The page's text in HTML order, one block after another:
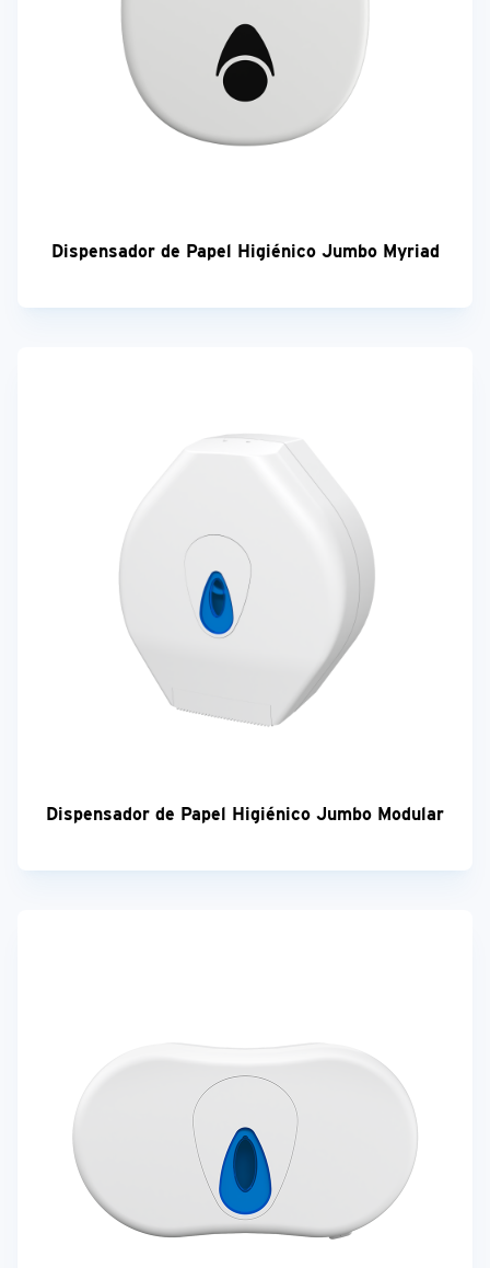
Dispensador de Papel Higiénico Jumbo Myriad
Dispensador de Papel Higiénico Jumbo Modular